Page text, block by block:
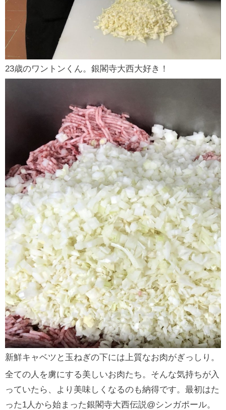
23歳のワントンくん。銀閣寺大西大好き！
新鮮キャベツと玉ねぎの下には上質なお肉がぎっしり。
全ての人を虜にする美しいお肉たち。そんな気持ちが入
っていたら、より美味しくなるのも納得です。最初はた
った1人から始まった銀閣寺大西伝説@シンガポール。